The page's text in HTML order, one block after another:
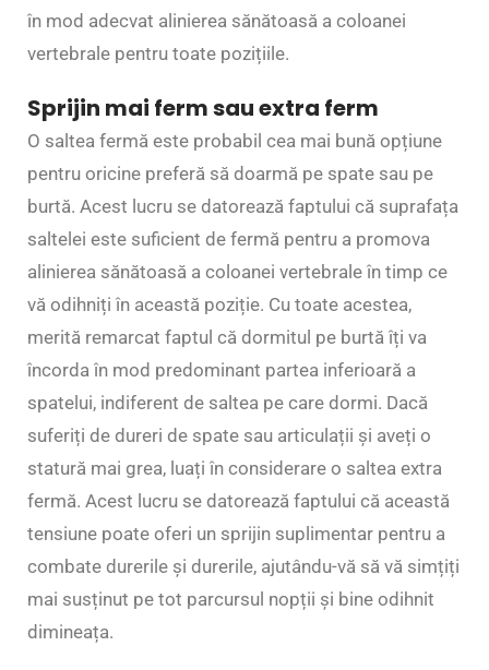
în mod adecvat alinierea sănătoasă a coloanei
vertebrale pentru toate pozițiile.
Sprijin mai ferm sau extra ferm
O saltea fermă este probabil cea mai bună opțiune
pentru oricine preferă să doarmă pe spate sau pe
burtă. Acest lucru se datorează faptului că suprafața
saltelei este suficient de fermă pentru a promova
alinierea sănătoasă a coloanei vertebrale în timp ce
vă odihniți în această poziție. Cu toate acestea,
merită remarcat faptul că dormitul pe burtă îți va
încorda în mod predominant partea inferioară a
spatelui, indiferent de saltea pe care dormi. Dacă
suferiți de dureri de spate sau articulații și aveți o
statură mai grea, luați în considerare o saltea extra
fermă. Acest lucru se datorează faptului că această
tensiune poate oferi un sprijin suplimentar pentru a
combate durerile și durerile, ajutându-vă să vă simțiți
mai susținut pe tot parcursul nopții și bine odihnit
dimineața.